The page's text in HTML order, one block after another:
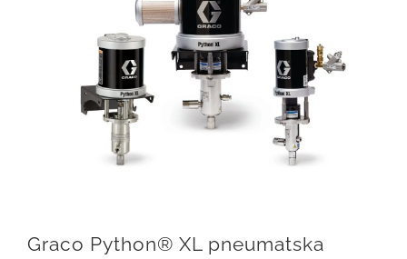
Graco Python® XL pneumatska